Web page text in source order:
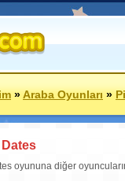
»Araba Oyunları»
oyununa diğer